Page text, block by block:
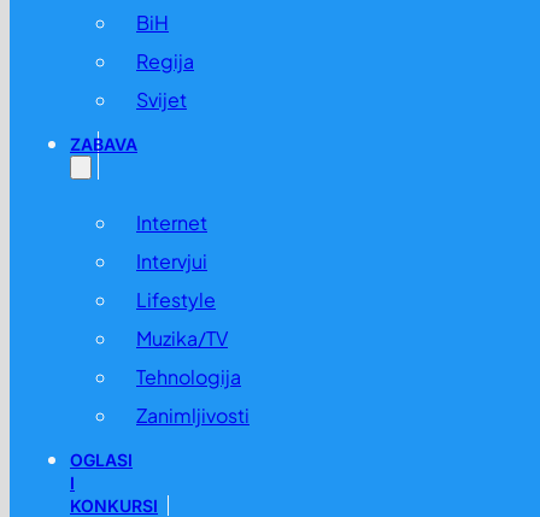
BiH
Regija
Svijet
ZABAVA
Internet
Intervjui
Lifestyle
Muzika/TV
Tehnologija
Zanimljivosti
OGLASI
I
KONKURSI